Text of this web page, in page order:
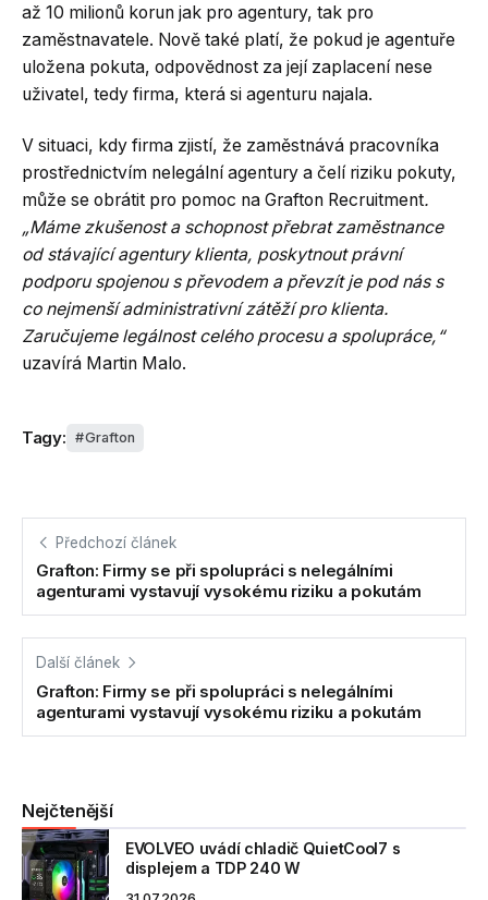
až 10 milionů korun jak pro agentury, tak pro
zaměstnavatele. Nově také platí, že pokud je agentuře
uložena pokuta, odpovědnost za její zaplacení nese
uživatel, tedy firma, která si agenturu najala.
V situaci, kdy firma zjistí, že zaměstnává pracovníka
prostřednictvím nelegální agentury a čelí riziku pokuty,
může se obrátit pro pomoc na Grafton Recruitment.
„Máme zkušenost a schopnost přebrat zaměstnance
od stávající agentury klienta, poskytnout právní
podporu spojenou s převodem a převzít je pod nás s
co nejmenší administrativní zátěží pro klienta.
Zaručujeme legálnost celého procesu a spolupráce,“
uzavírá Martin Malo.
Tagy: Grafton
Předchozí článek
Grafton: Firmy se při spolupráci s nelegálními
agenturami vystavují vysokému riziku a pokutám
Další článek
Grafton: Firmy se při spolupráci s nelegálními
agenturami vystavují vysokému riziku a pokutám
Nejčtenější
EVOLVEO uvádí chladič QuietCool7 s
displejem a TDP 240 W